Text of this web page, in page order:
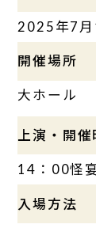
2025年7
開催場所
大ホール
上演・開催
14：00怪
入場方法